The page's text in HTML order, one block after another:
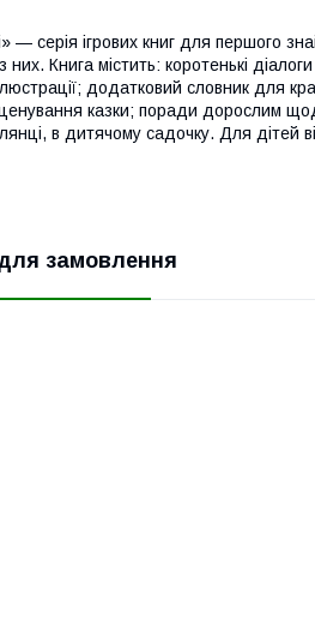
— серія ігрових книг для першого
Книга містить: коротенькі
додатковий словник для
казки; поради дорослим
в дитячому садочку. Для дітей
замовлення